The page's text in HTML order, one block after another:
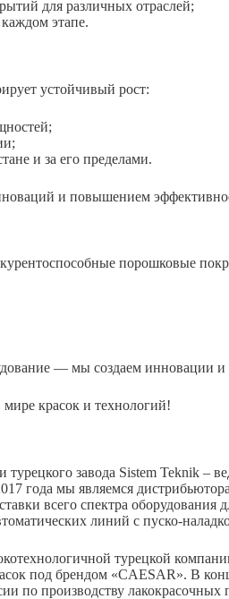
для различных отраслей;
этапе.
устойчивый рост:
и за его пределами.
и повышением
порошковые
— мы создаем инновации
красок и технологий!
завода Sistem Teknik –
года мы являемся
всего спектра
линий с пуско-
турецкой
под брендом «CAESAR». В
по производству